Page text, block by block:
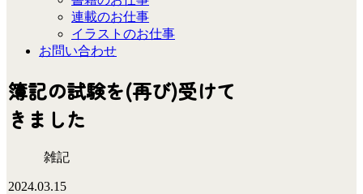
連載のお仕事
イラストのお仕事
お問い合わせ
簿記の試験を(再び)受けて
きました
雑記
2024.03.15